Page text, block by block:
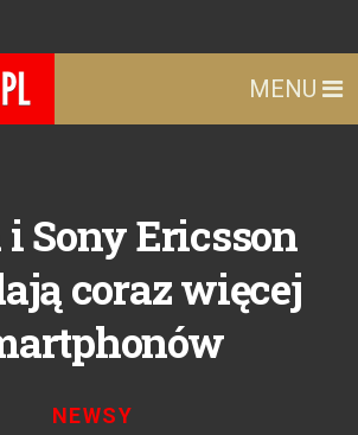
MENU
Sony Ericsson
coraz więcej
NEWSY